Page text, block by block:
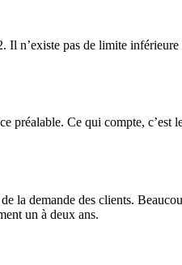
n’existe pas de limite
Ce qui compte, c’est
la demande des clients.
un à deux ans.